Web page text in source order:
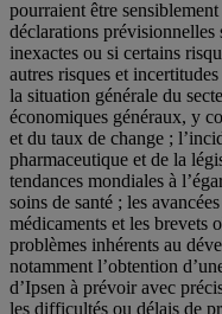
pourraient être
déclarations prévisionnelles
inexactes ou si certains
autres risques et
la situation générale du
économiques généraux, y
et du taux de change ;
pharmaceutique et de la
tendances mondiales à
soins de santé ; les
médicaments et les brevets
problèmes inhérents au
notamment l’obtention
d’Ipsen à prévoir avec
les difficultés ou délais de